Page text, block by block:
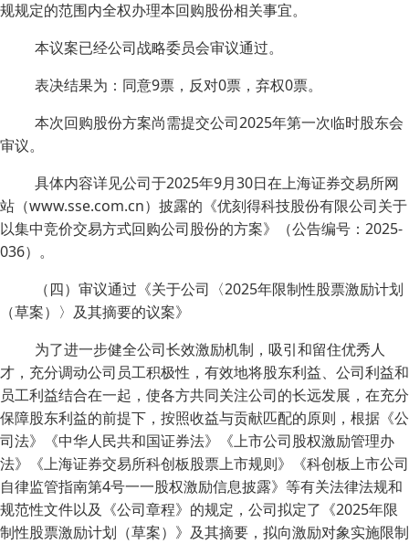
规规定的范围内全权办理本回购股份相关事宜。
本议案已经公司战略委员会审议通过。
表决结果为：同意9票，反对0票，弃权0票。
本次回购股份方案尚需提交公司2025年第一次临时股东会
审议。
具体内容详见公司于2025年9月30日在上海证券交易所网
站（www.sse.com.cn）披露的《优刻得科技股份有限公司关于
以集中竞价交易方式回购公司股份的方案》（公告编号：2025-
036）。
（四）审议通过《关于公司〈2025年限制性股票激励计划
（草案）〉及其摘要的议案》
为了进一步健全公司长效激励机制，吸引和留住优秀人
才，充分调动公司员工积极性，有效地将股东利益、公司利益和
员工利益结合在一起，使各方共同关注公司的长远发展，在充分
保障股东利益的前提下，按照收益与贡献匹配的原则，根据《公
司法》《中华人民共和国证券法》《上市公司股权激励管理办
法》《上海证券交易所科创板股票上市规则》《科创板上市公司
自律监管指南第4号一一股权激励信息披露》等有关法律法规和
规范性文件以及《公司章程》的规定，公司拟定了《2025年限
制性股票激励计划（草案）》及其摘要，拟向激励对象实施限制